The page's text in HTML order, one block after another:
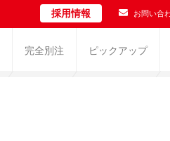
採用情報 お問い合
完全別注 ピックアップ